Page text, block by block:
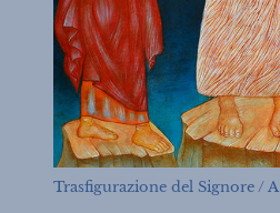
Trasfigurazione del Signore / A